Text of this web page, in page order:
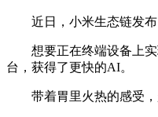
近日，小米生态链发布
想要正在终端设备上实现
台，获得了更快的AI。
带着胃里火热的感受，